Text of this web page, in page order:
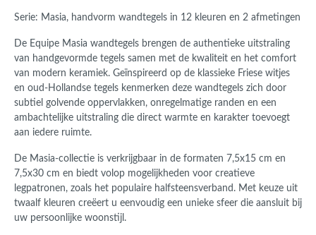
Serie: Masia, handvorm wandtegels in 12 kleuren en 2 afmetingen
De Equipe Masia wandtegels brengen de authentieke uitstraling
van handgevormde tegels samen met de kwaliteit en het comfort
van modern keramiek. Geïnspireerd op de klassieke Friese witjes
en oud-Hollandse tegels kenmerken deze wandtegels zich door
subtiel golvende oppervlakken, onregelmatige randen en een
ambachtelijke uitstraling die direct warmte en karakter toevoegt
aan iedere ruimte.
De Masia-collectie is verkrijgbaar in de formaten 7,5x15 cm en
7,5x30 cm en biedt volop mogelijkheden voor creatieve
legpatronen, zoals het populaire halfsteensverband. Met keuze uit
twaalf kleuren creëert u eenvoudig een unieke sfeer die aansluit bij
uw persoonlijke woonstijl.